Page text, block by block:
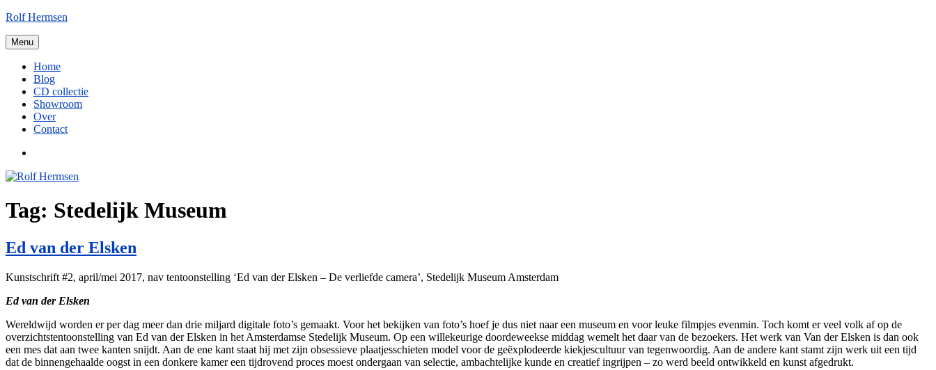
Ga
de
Rolf Hermsen
Menu
Home
Blog
CD collectie
Showroom
Over
Contact
Tag: Stedelijk Museum
Ed van der Elsken
Kunstschrift #2, april/mei 2017, nav tentoonstelling ‘Ed van der Elsken – De verliefde camera’, Stedelijk Museum Amsterdam
Ed van der Elsken
Wereldwijd worden er per dag meer dan drie miljard digitale foto’s gemaakt. Voor het bekijken van foto’s hoef je dus niet naar een museum en voor leuke filmpjes evenmin. Toch komt er veel volk af op de
overzichtstentoonstelling van Ed van der Elsken in het Amsterdamse Stedelijk Museum. Op een willekeurige doordeweekse middag wemelt het daar van de bezoekers. Het werk van Van der Elsken is dan ook
een mes dat aan twee kanten snijdt. Aan de ene kant staat hij met zijn obsessieve plaatjesschieten model voor de geëxplodeerde kiekjescultuur van tegenwoordig. Aan de andere kant stamt zijn werk uit een tijd
dat de binnengehaalde oogst in een donkere kamer een tijdrovend proces moest ondergaan van selectie, ambachtelijke kunde en creatief ingrijpen – zo werd beeld ontwikkeld en kunst afgedrukt.